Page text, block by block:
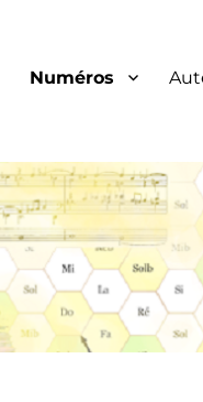
Numéros